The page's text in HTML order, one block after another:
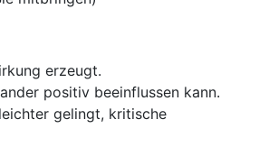
erzeugt.
positiv beeinflussen kann.
gelingt, kritische